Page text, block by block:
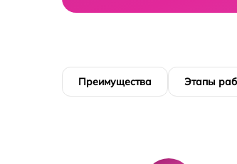
Преимущества Этапы